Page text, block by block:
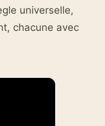
universelle,
chacune avec